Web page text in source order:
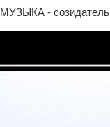
МУЗЫКА -